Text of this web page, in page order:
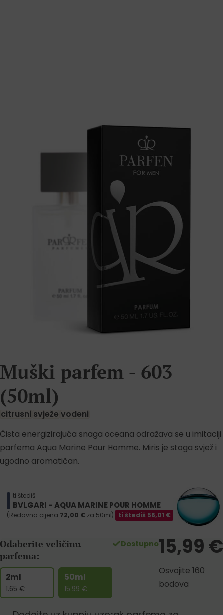
Muški parfem - 603
(50ml)
citrusni svježe vodeni
Čista energizirajuća snaga oceana odražava se u imitaciji
parfema Aqua Marine Pour Homme. Miris je stoga svjež i
ugodno aromatičan.
ti štediš
BVLGARI - AQUA MARINE POUR HOMME
(Redovna cijena 72,00 € za 50ml) ti štediš 56,01 €
Odaberite veličinu
parfema:
2ml
1.65 €
50ml
15.99 €
Dostupno15,99 €
Osvojite 160
bodova